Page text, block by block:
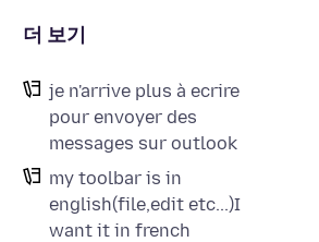
더 보기
je n'arrive plus à ecrire
pour envoyer des
messages sur outlook
my toolbar is in
english(file,edit etc...)I
want it in french